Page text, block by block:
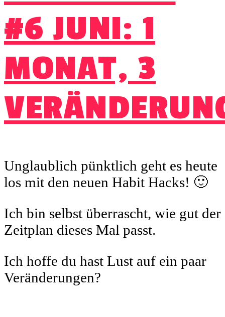
#6 JUNI: 1
MONAT, 3
Unglaublich pünktlich geht es heute
los mit den neuen Habit Hacks! 🙂
Ich bin selbst überrascht, wie gut der
Zeitplan dieses Mal passt.
Ich hoffe du hast Lust auf ein paar
Veränderungen?